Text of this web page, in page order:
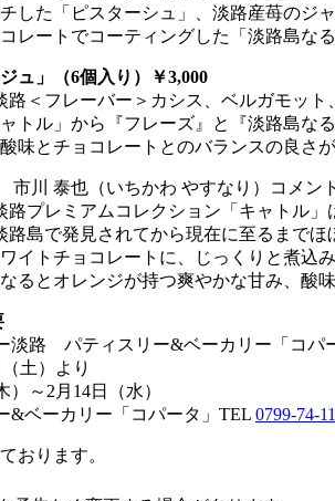
した「ピスターシュ」、淡路産苺の
レートでコーティングした「淡路島な
ュ」（6個入り）￥3,000
＜フレーバー＞カシス、ベルガモッ
トル」から『フレーズ』と『淡路島な
味とチョコレートとのバランスの良さ
川 泰也（いちかわ やすなり）コメン
プレミアムコレクション「キャトル
路島で発見されてから現在に至るまで
イトチョコレートに、じっくりと煮
るとオレンジが持つ爽やかな甘み、酸
淡路 パティスリー&ベーカリー「コパ
土）より
～2月14日（水）
&ベーカリー「コパータ」TEL 0799-74-
おります。